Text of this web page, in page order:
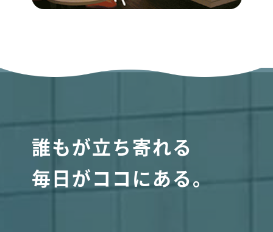
誰もが立ち寄れる
毎日がココにある。